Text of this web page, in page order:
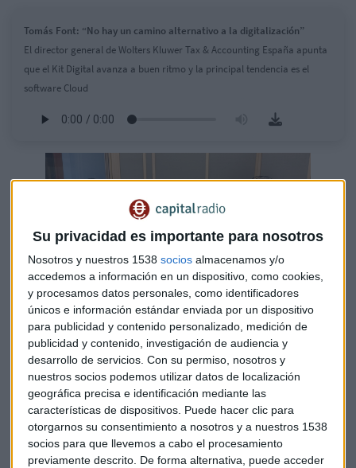
Su privacidad es importante para nosotros
Nosotros y nuestros 1538 socios almacenamos y/o
accedemos a información en un dispositivo, como cookies,
y procesamos datos personales, como identificadores
únicos e información estándar enviada por un dispositivo
para publicidad y contenido personalizado, medición de
publicidad y contenido, investigación de audiencia y
desarrollo de servicios. Con su permiso, nosotros y
nuestros socios podemos utilizar datos de localización
geográfica precisa e identificación mediante las
características de dispositivos. Puede hacer clic para
otorgarnos su consentimiento a nosotros y a nuestros 1538
socios para que llevemos a cabo el procesamiento
previamente descrito. De forma alternativa, puede acceder
Tomás Font: “No hay un camino alternativo a la digitalización”
El director general de Wolters Kluwer Tax & Accounting España apunta
que el Kit Digital avanza a buen ritmo y la principal tendencia es el
software Cloud
En estos momentos, las pymes pueden acceder a diferentes
ayudas para la digitalización dentro delKit Digital
Fondos Europeos Next Generation. Wolters Kluwer, como
agente digitalizador, explica cómo se está desarrollando
este proceso y cómo se pueden beneficiar las pymes.
El director general de Wolters Kluwer Tax & Accounting
España. Tomás Font, señala que “ha habido mucha